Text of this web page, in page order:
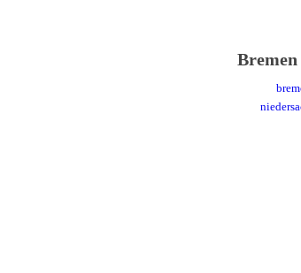
Bremen